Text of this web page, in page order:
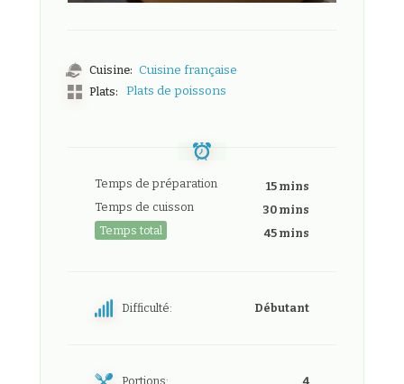
Cuisine: Cuisine française
Plats: Plats de poissons
Temps de préparation
15 mins
Temps de cuisson
30 mins
Temps total
45 mins
Difficulté: Débutant
Portions: 4